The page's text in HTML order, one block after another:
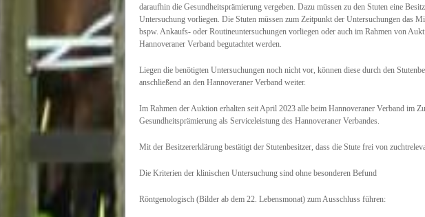
daraufhin die Gesundheitsprämierung vergeben. Dazu müssen zu den Stuten eine
Untersuchung vorliegen. Die Stuten müssen zum Zeitpunkt der Untersuchungen das
bspw. Ankaufs- oder Routineuntersuchungen vorliegen oder auch im Rahmen von
Hannoveraner Verband begutachtet werden.
Liegen die benötigten Untersuchungen noch nicht vor, können diese durch den
anschließend an den Hannoveraner Verband weiter.
Im Rahmen der Auktion erhalten seit April 2023 alle beim Hannoveraner Verband im
Gesundheitsprämierung als Serviceleistung des Hannoveraner Verbandes.
Mit der Besitzererklärung bestätigt der Stutenbesitzer, dass die Stute frei von
Die Kriterien der klinischen Untersuchung sind ohne besonderen Befund
Röntgenologisch (Bilder ab dem 22. Lebensmonat) zum Ausschluss führen: